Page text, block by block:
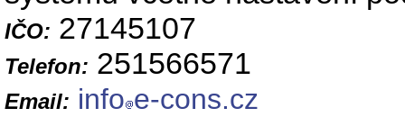
IČO: 27145107
Telefon: 251566571
Email: info e-cons.cz